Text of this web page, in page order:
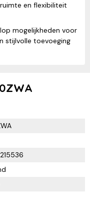
en flexibiliteit
mogelijkheden voor
stijlvolle toevoeging